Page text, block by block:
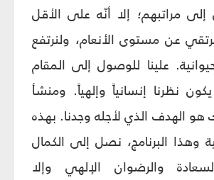
مراتبهم؛ إلا أنّه على الأقل
عن مستوى الأنعام، ولنرتفع
علينا للوصول إلى المقام
نظرنا إنسانياً وإلهياً. ومنشأ
هو الهدف الذي لأجله وجدنا. بهذه
وهذا البرنامج، نصل إلى الكمال
والرضوان الإلهي وإلا